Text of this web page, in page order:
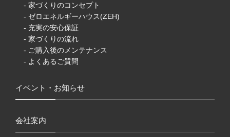
- 家づくりのコンセプト
- ゼロエネルギーハウス(ZEH)
- 充実の安心保証
- 家づくりの流れ
- ご購入後のメンテナンス
- よくあるご質問
イベント・お知らせ
会社案内